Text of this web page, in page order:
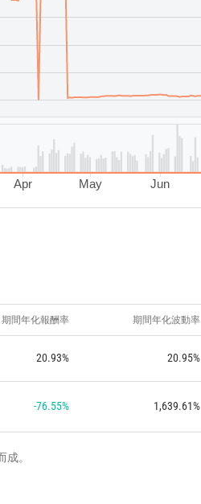
Apr May Jun
期間年化報酬率 期間年化波動率
20.93% 20.95%
-76.55% 1,639.61%
。